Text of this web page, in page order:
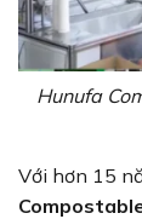
Hunufa
Với hơn 15